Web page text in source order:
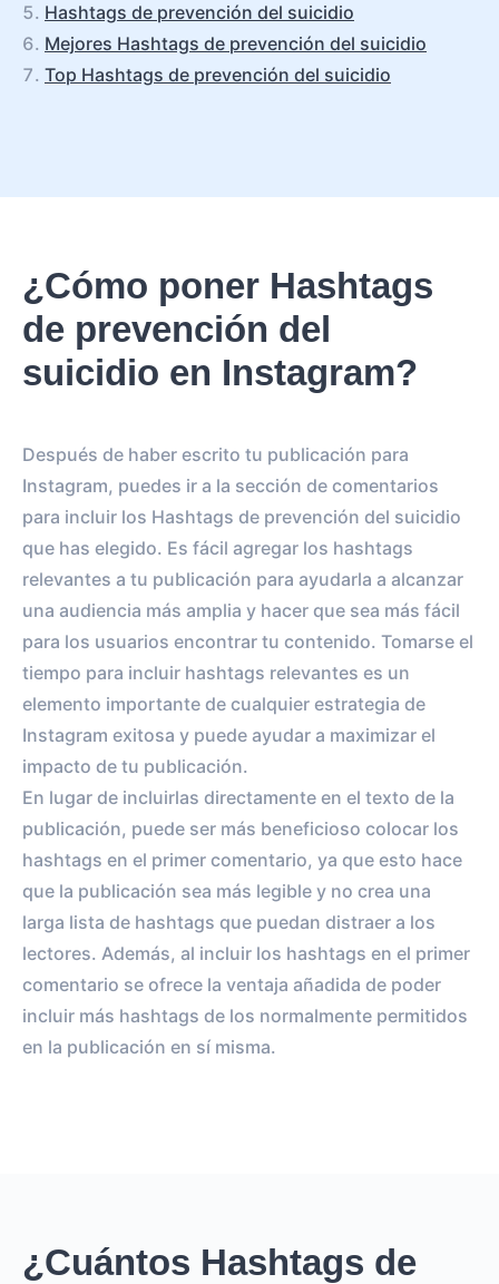
Hashtags de prevención del suicidio
Mejores Hashtags de prevención del suicidio
Top Hashtags de prevención del suicidio
¿Cómo poner Hashtags
de prevención del
suicidio en Instagram?
Después de haber escrito tu publicación para
Instagram, puedes ir a la sección de comentarios
para incluir los Hashtags de prevención del suicidio
que has elegido. Es fácil agregar los hashtags
relevantes a tu publicación para ayudarla a alcanzar
una audiencia más amplia y hacer que sea más fácil
para los usuarios encontrar tu contenido. Tomarse el
tiempo para incluir hashtags relevantes es un
elemento importante de cualquier estrategia de
Instagram exitosa y puede ayudar a maximizar el
impacto de tu publicación.
En lugar de incluirlas directamente en el texto de la
publicación, puede ser más beneficioso colocar los
hashtags en el primer comentario, ya que esto hace
que la publicación sea más legible y no crea una
larga lista de hashtags que puedan distraer a los
lectores. Además, al incluir los hashtags en el primer
comentario se ofrece la ventaja añadida de poder
incluir más hashtags de los normalmente permitidos
en la publicación en sí misma.
¿Cuántos Hashtags de